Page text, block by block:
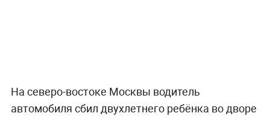
На северо-востоке Москвы водитель
автомобиля сбил двухлетнего ребёнка во дворе